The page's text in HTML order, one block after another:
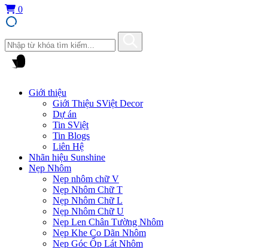
0
Giới thiệu
Giới Thiệu SViệt Decor
Dự án
Tin SViệt
Tin Blogs
Liên Hệ
Nhãn hiệu Sunshine
Nẹp Nhôm
Nẹp nhôm chữ V
Nẹp Nhôm Chữ T
Nẹp Nhôm Chữ L
Nẹp Nhôm Chữ U
Nẹp Len Chân Tường Nhôm
Nẹp Khe Co Dãn Nhôm
Nẹp Góc Ốp Lát Nhôm